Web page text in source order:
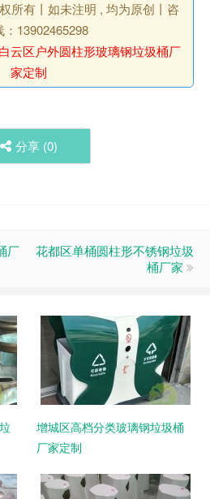
所有丨如未注明 , 均为原创丨咨
：13902465298
白云区户外圆柱形玻璃钢垃圾桶厂
家定制
分享 (0)
厂
花都区单桶圆柱形不锈钢垃圾
桶厂家
增城区高档分类玻璃钢垃圾桶
厂家定制